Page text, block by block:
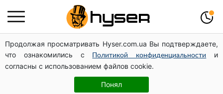
Продолжая просматривать Hyser.com.ua Вы подтверждаете,
что ознакомились с
Политикой конфиденциальности
и
согласны с использованием файлов cookie.
Понял
Его придется просто вылить: сколько можно хранить
бензин в пластиковой канистре
Весь секрет в одной таблетке аспирина: рецепт
хрустящей и сочной капусты на зиму. Даже пяти банок